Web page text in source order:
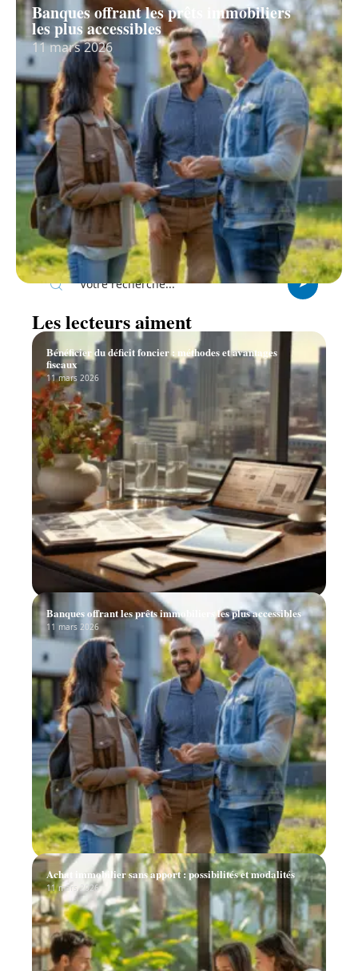
Banques offrant les prêts immobiliers
les plus accessibles
11 mars 2026
Recherche
Les lecteurs aiment
Bénéficier du déficit foncier : méthodes et avantages
fiscaux
11 mars 2026
Banques offrant les prêts immobiliers les plus accessibles
11 mars 2026
Achat immobilier sans apport : possibilités et modalités
11 mars 2026